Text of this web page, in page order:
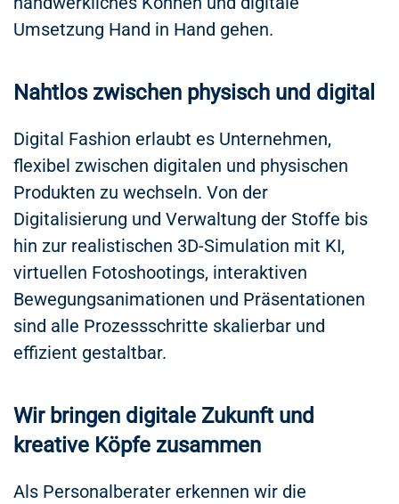
Umsetzung Hand in Hand gehen.
Nahtlos zwischen physisch und digital
Digital Fashion erlaubt es Unternehmen,
flexibel zwischen digitalen und physischen
Produkten zu wechseln. Von der
Digitalisierung und Verwaltung der Stoffe bis
hin zur realistischen 3D-Simulation mit KI,
virtuellen Fotoshootings, interaktiven
Bewegungsanimationen und Präsentationen
sind alle Prozessschritte skalierbar und
effizient gestaltbar.
Wir bringen digitale Zukunft und
kreative Köpfe zusammen
Als Personalberater erkennen wir die